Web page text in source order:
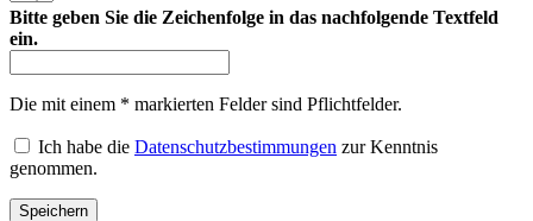
Bitte geben Sie die Zeichenfolge in das nachfolgende Textfeld
ein.
Die mit einem * markierten Felder sind Pflichtfelder.
Ich habe die Datenschutzbestimmungen zur Kenntnis
genommen.
Speichern